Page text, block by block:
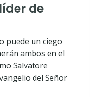
de
puede un ciego
ambos en el
Salvatore
del Señor